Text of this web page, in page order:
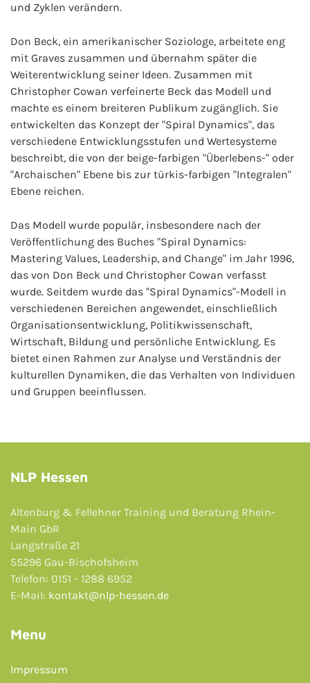
und Zyklen verändern.
Don Beck, ein amerikanischer Soziologe, arbeitete eng
mit Graves zusammen und übernahm später die
Weiterentwicklung seiner Ideen. Zusammen mit
Christopher Cowan verfeinerte Beck das Modell und
machte es einem breiteren Publikum zugänglich. Sie
entwickelten das Konzept der "Spiral Dynamics", das
verschiedene Entwicklungsstufen und Wertesysteme
beschreibt, die von der beige-farbigen "Überlebens-" oder
"Archaischen" Ebene bis zur türkis-farbigen "Integralen"
Ebene reichen.
Das Modell wurde populär, insbesondere nach der
Veröffentlichung des Buches "Spiral Dynamics:
Mastering Values, Leadership, and Change" im Jahr 1996,
das von Don Beck und Christopher Cowan verfasst
wurde. Seitdem wurde das "Spiral Dynamics"-Modell in
verschiedenen Bereichen angewendet, einschließlich
Organisationsentwicklung, Politikwissenschaft,
Wirtschaft, Bildung und persönliche Entwicklung. Es
bietet einen Rahmen zur Analyse und Verständnis der
kulturellen Dynamiken, die das Verhalten von Individuen
und Gruppen beeinflussen.
NLP Hessen
Altenburg & Fellehner Training und Beratung Rhein-
Main GbR
Langstraße 21
55296 Gau-Bischofsheim
Telefon: 0151 - 1288 6952
E-Mail: kontakt@nlp-hessen.de
Menu
Impressum